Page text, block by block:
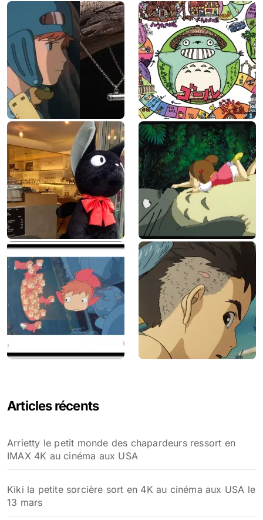
Articles récents
Arrietty le petit monde des chapardeurs ressort en
IMAX 4K au cinéma aux USA
Kiki la petite sorcière sort en 4K au cinéma aux USA le
13 mars